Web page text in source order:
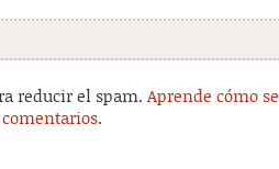
reducir el spam. Aprende cómo se
comentarios.